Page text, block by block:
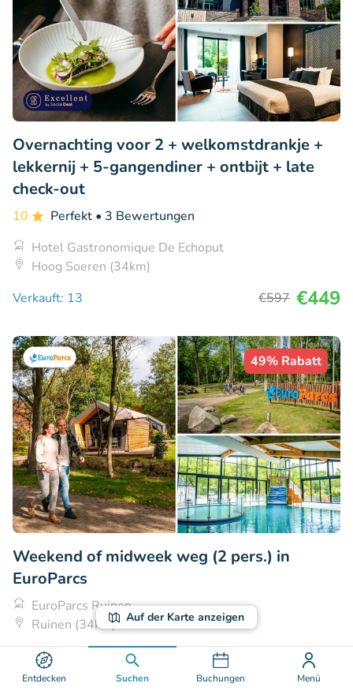
Entdecken Suchen Buchungen Menü
Auf der Karte anzeigen
Overnachting voor 2 + welkomstdrankje +
lekkernij + 5-gangendiner + ontbijt + late
check-out
10 Perfekt • 3 Bewertungen
Hotel Gastronomique De Echoput
Hoog Soeren (34km)
Verkauft: 13
€597 €449
49% Rabatt
Weekend of midweek weg (2 pers.) in
EuroParcs
EuroParcs Ruinen
Ruinen (34km)
Verkauft: 1
€329